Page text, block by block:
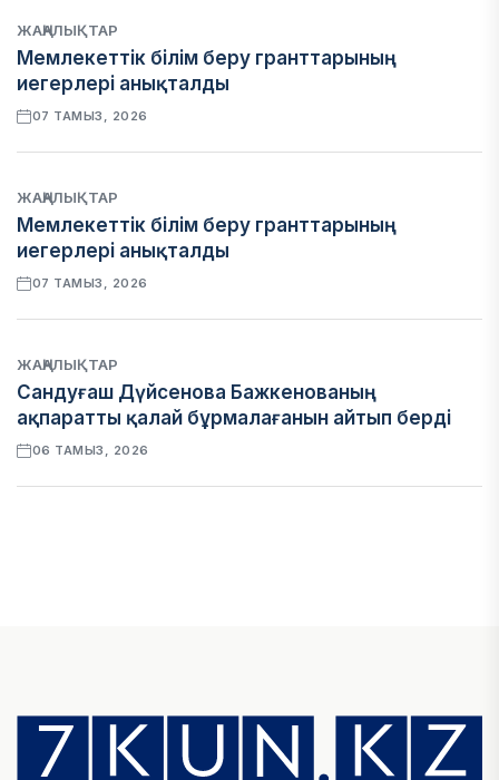
ЖАҢАЛЫҚТАР
Мемлекеттік білім беру гранттарының
иегерлері анықталды
07 ТАМЫЗ, 2026
ЖАҢАЛЫҚТАР
Мемлекеттік білім беру гранттарының
иегерлері анықталды
07 ТАМЫЗ, 2026
ЖАҢАЛЫҚТАР
Сандуғаш Дүйсенова Бажкенованың
ақпаратты қалай бұрмалағанын айтып берді
06 ТАМЫЗ, 2026
Алматы қалалық МКД мүлікті сатудан
алынатын салық туралы сұрақтарға жауап